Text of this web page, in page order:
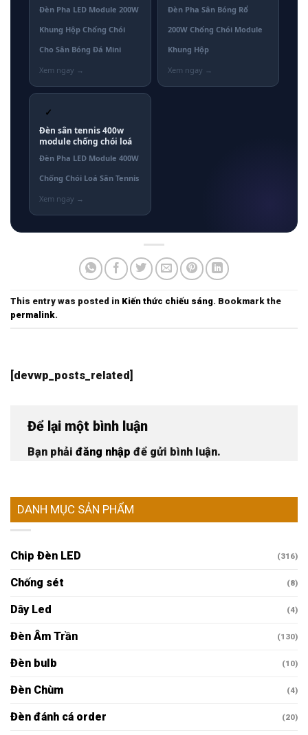
Đèn Pha LED Module 200W
Khung Hộp Chống Chói
Cho Sân Bóng Đá Mini
Đèn Pha Sân Bóng Rổ
200W Chống Chói Module
Khung Hộp
✓
Đèn sân tennis 400w
module chống chói loá
Đèn Pha LED Module 400W
Chống Chói Loá Sân Tennis
This entry was posted in Kiến thức chiếu sáng. Bookmark the
permalink.
[devwp_posts_related]
Để lại một bình luận
Bạn phải đăng nhập để gửi bình luận.
DANH MỤC SẢN PHẨM
Chip Đèn LED (316)
Chống sét (8)
Dây Led (4)
Đèn Âm Trần (130)
Đèn bulb (10)
Đèn Chùm (4)
Đèn đánh cá order (20)